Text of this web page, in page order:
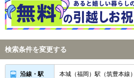
検索条件を変更する
沿線・駅 本城（福岡）駅（筑豊本線